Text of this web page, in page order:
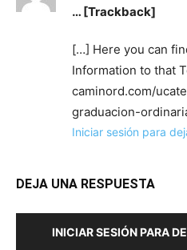
… [Trackback]
[…] Here you can
Information to that
caminord.com/
graduacion-
Iniciar sesión para
DEJA UNA RESPUESTA
INICIAR SESIÓN PARA